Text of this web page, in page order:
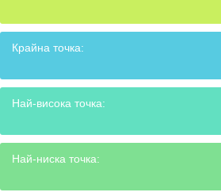
Крайна точка:
Най-висока точка:
Най-ниска точка: